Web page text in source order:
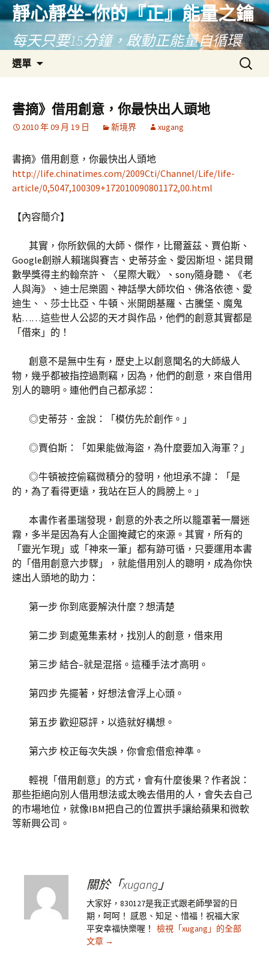
靜心靜坐-你的『正』能量之鑰
每天只要15分鐘，啟動正能量自循環
選單
內
容
搜
尋
書摘》借用創意，你最快出人頭地
2010 年 09 月 19 日 新境界 xugang
書摘》借用創意，你最快出人頭地
http://life.chinatimes.com/2009Cti/Channel/Life/life-
article/0,5047,100309+172010090801172,00.html
【內容簡介】
其實，你所欽佩的大師、傑作，比爾蓋茲、賈伯斯、
Google創辦人賴瑞與賽吉、史蒂芬金、愛因斯坦、諾貝爾
數學獎得主約翰奈許、〈星際大戰〉、sony隨身聽、《老
人與海》、迪士尼樂園、神話學大師坎伯、佛洛依德、愛
迪生、、莎士比亞、牛頓、米開朗基羅、古騰堡、魔鬼
粘……這些世人公認的天才與作品，他們的創意其實都是
「借來」的！
創意不是無中生有，歷史上以創意聞名的大師級人
物，幾乎都被指控過剽竊，因為，他們的創意，來自借用
別人的聰明。連他們自己都承認：
◎史蒂芬．金說：「模仿先於創作。」
◎賈伯斯：「如果能做海盜，為什麼要加入海軍？」
◎牛頓被控偷竊微積分的發明，他坦承不諱：「是
的，為了看得更遠，我站在巨人的肩膀上。」
本書作者墨瑞發現，創意的外表之所以籠罩著一層迷
霧，多半是因為有人企圖掩藏它的來源。其實，所有的
「靈光乍現」或「神來一筆」都有跡可循，只要運用本書
的「借用創意六步驟」，就能借用別人的聰明，成為你快
速出人頭地的助力：
第一步 你到底要解決什麼？想清楚
第二步 到處蒐集素材，找別人的創意，借來用
第三步 結合–就是混搭。這種手法才高明。
第四步 先擺著，好想法會浮上心頭。
第五步 歡迎惡評，以造就好構想。
第六步 校正每次失誤，你會愈借愈神準。
輕視「借用創意」的方式，會有什麼後果？作者說：
那些拒絕向別人借用想法或太晚去借用的人，會失去自己
的市場地位，就像IBM把自己的位置拱手讓給蘋果和微軟
等新興公司。
關於「xugang」
大家好，830127是我正式跟老師學習的日
期，呵呵！ 感恩、知足、惜福！祝福大家
平安幸福快樂喔！
檢視「xugang」的全部
文章 →